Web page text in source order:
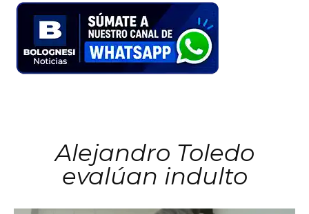
Alejandro Toledo
evalúan indulto